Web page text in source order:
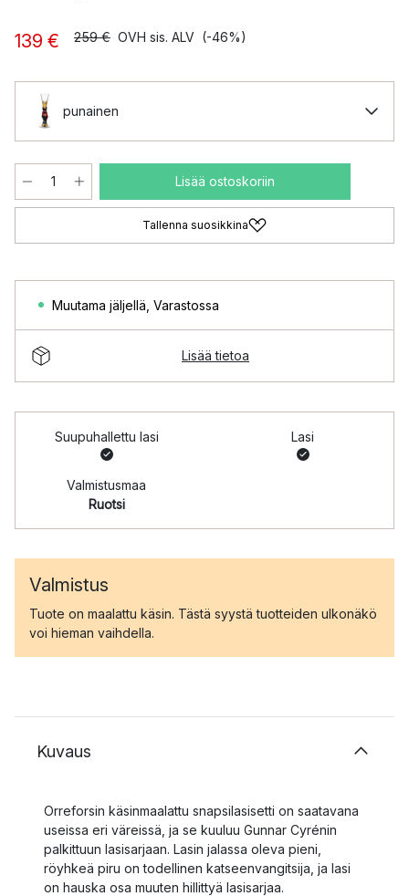
139 € 259 € OVH sis. ALV (-46%)
punainen
Lisää ostoskoriin
Tallenna suosikkina
Muutama jäljellä Varastossa
Lisää tietoa
Suupuhallettu lasi Lasi
Valmistusmaa
Ruotsi
Valmistus
Tuote on maalattu käsin. Tästä syystä tuotteiden ulkonäkö
voi hieman vaihdella.
Kuvaus
Orreforsin käsinmaalattu snapsilasisetti on saatavana
useissa eri väreissä, ja se kuuluu Gunnar Cyrénin
palkittuun lasisarjaan. Lasin jalassa oleva pieni,
röyhkeä piru on todellinen katseenvangitsija, ja lasi
on hauska osa muuten hillittyä lasisarjaa.